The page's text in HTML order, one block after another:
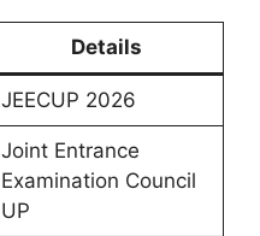
Details
JEECUP 2026
Joint Entrance
Examination Council
UP